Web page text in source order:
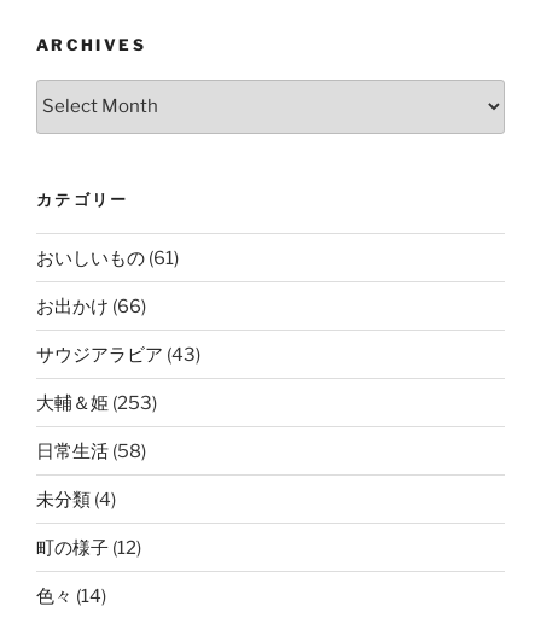
ARCHIVES
Archives
カテゴリー
おいしいもの (61)
お出かけ (66)
サウジアラビア (43)
大輔＆姫 (253)
日常生活 (58)
未分類 (4)
町の様子 (12)
色々 (14)